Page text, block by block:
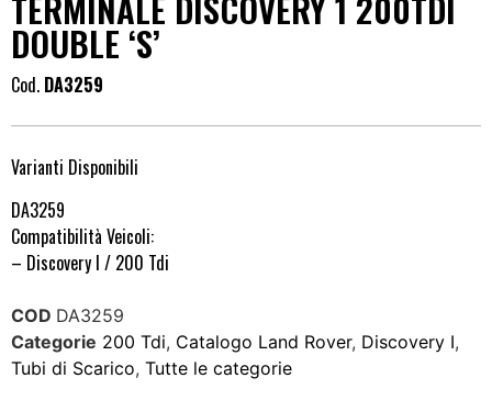
DOUBLE ‘S’
Cod. DA3259
Varianti Disponibili
DA3259
Compatibilità Veicoli:
– Discovery I / 200 Tdi
COD DA3259
Categorie 200 Tdi, Catalogo Land Rover, Discovery I,
Tubi di Scarico, Tutte le categorie